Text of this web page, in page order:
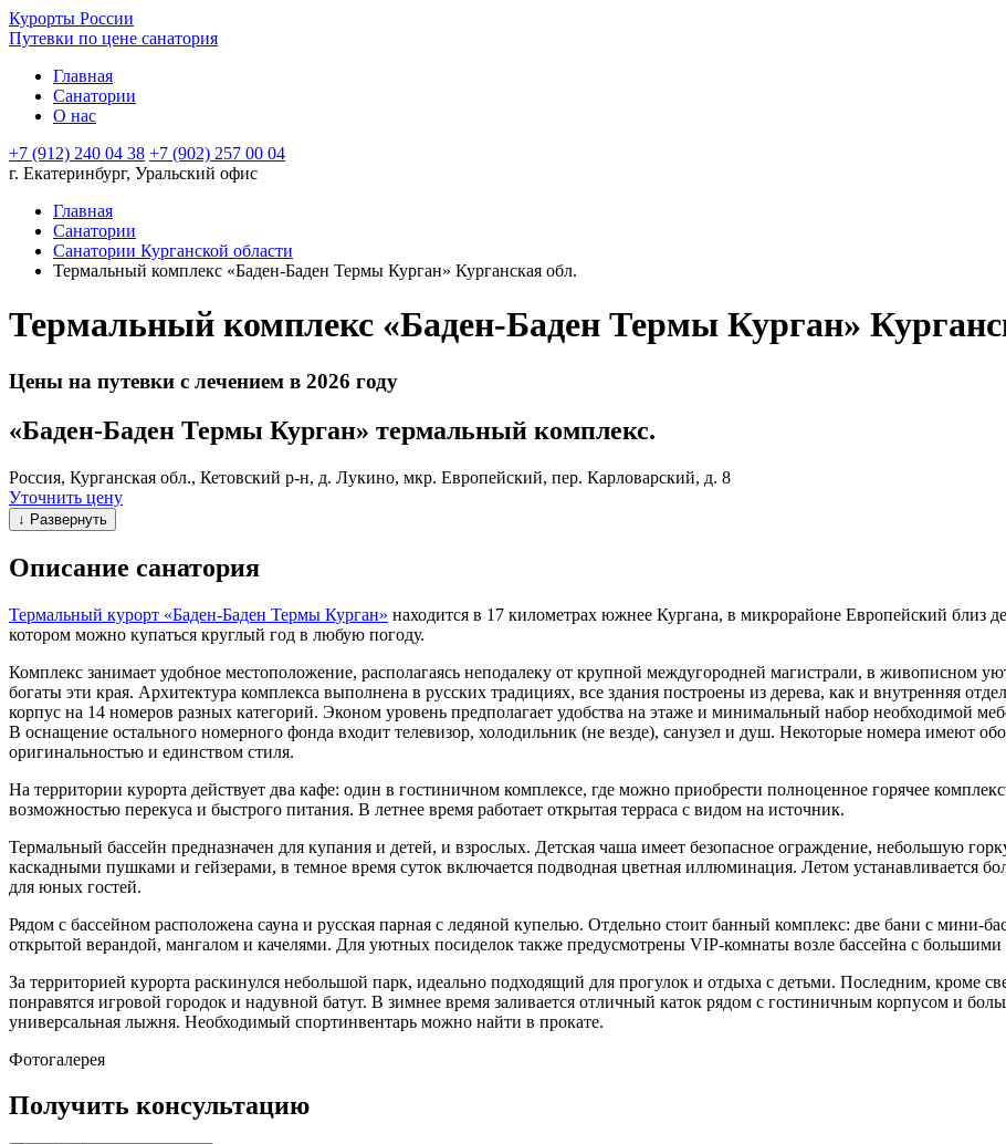
Курорты России
Путевки по цене санатория
Главная
Санатории
О нас
+7 (912) 240 04 38 +7 (902) 257 00 04
г. Екатеринбург, Уральский офис
Главная
Санатории
Санатории Курганской области
Термальный комплекс «Баден-Баден Термы Курган» Курганская обл.
Термальный комплекс «Баден-Баден Термы Курган»
Цены на путевки с лечением в 2026 году
«Баден-Баден Термы Курган» термальный комплекс.
Россия, Курганская обл., Кетовский р-н, д. Лукино, мкр. Европейский, пер. Карловарский, д. 8
Уточнить цену
↓ Развернуть
Описание санатория
Термальный курорт «Баден-Баден Термы Курган» находится в 17 километрах южнее Кургана, в микрорайоне Европейский близ
котором можно купаться круглый год в любую погоду.
Комплекс занимает удобное местоположение, располагаясь неподалеку от крупной междугородней магистрали, в живописном
богаты эти края. Архитектура комплекса выполнена в русских традициях, все здания построены из дерева, как и внутренняя
корпус на 14 номеров разных категорий. Эконом уровень предполагает удобства на этаже и минимальный набор необходимой
В оснащение остального номерного фонда входит телевизор, холодильник (не везде), санузел и душ. Некоторые номера имеют
оригинальностью и единством стиля.
На территории курорта действует два кафе: один в гостиничном комплексе, где можно приобрести полноценное горячее
возможностью перекуса и быстрого питания. В летнее время работает открытая терраса с видом на источник.
Термальный бассейн предназначен для купания и детей, и взрослых. Детская чаша имеет безопасное ограждение, небольшую
каскадными пушками и гейзерами, в темное время суток включается подводная цветная иллюминация. Летом устанавливается
для юных гостей.
Рядом с бассейном расположена сауна и русская парная с ледяной купелью. Отдельно стоит банный комплекс: две бани с
открытой верандой, мангалом и качелями. Для уютных посиделок также предусмотрены VIP-комнаты возле бассейна с
За территорией курорта раскинулся небольшой парк, идеально подходящий для прогулок и отдыха с детьми. Последним, кроме
понравятся игровой городок и надувной батут. В зимнее время заливается отличный каток рядом с гостиничным корпусом и
универсальная лыжня. Необходимый спортинвентарь можно найти в прокате.
Фотогалерея
Получить консультацию